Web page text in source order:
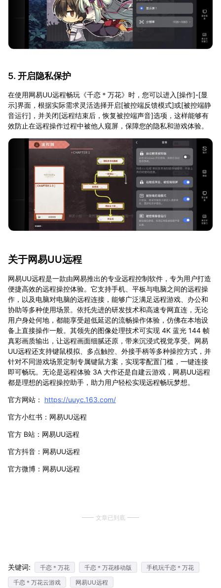
5. 开启隐私保护
在使用网易UU远程畅玩《千恋＊万花》时，您可以进入[操作]-[显
示]界面，根据实际需求灵活选择开启[被控端反馈模式]或[被控端静
音运行]，并关闭[远程结束后，恢复被控端声音]选项，这样能够有
效防止在远程操作过程中被他人窥屏，保障您的隐私和游戏体验。
关于网易UU远程
网易UU远程是一款由网易推出的专业远程控制软件，专为用户打造
便捷高效的远程操控体验。它支持手机、平板与电脑之间的远程操
作，以及电脑对电脑的远程连接，能够广泛满足远程游戏、办公和
协助等多种使用场景。依托先进的研发技术和高速专网直连，无论
用户身处何地，都能享受超低延迟的流畅操作体验，仿佛在本地设
备上直接操作一般。其领先的图像处理技术可实现 4K 蓝光 144 帧
真彩画质输出，让远程画面细腻还原，带来沉浸式视觉享受。网易
UU远程还支持键鼠模拟、多点触控、外接手柄等多种操控方式，并
针对不同游戏场景定制专属键鼠方案，实现零配置门槛，一键连接
即可畅玩。无论是远程体验 3A 大作还是自建云游戏，网易UU远程
都是理想的远程操控助手，助力用户轻松实现远程畅玩梦想。
官方网站： https://uuyc.163.com/
官方小红书：网易UU远程
官方 B站：网易UU远程
官方抖音：网易UU远程
官方微博：网易UU远程
文章已到底
关键词: 千恋＊万花 千恋＊万花移动版
手机玩千恋＊万花
千恋＊万花云游戏
网易UU远程